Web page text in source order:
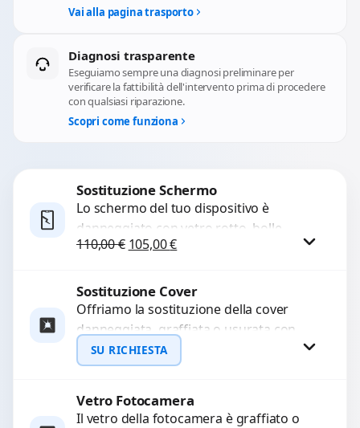
Vai alla pagina trasporto
Diagnosi trasparente
Eseguiamo sempre una diagnosi preliminare per
verificare la fattibilità dell'intervento prima di procedere
con qualsiasi riparazione.
Scopri come funziona
Sostituzione Schermo
Lo schermo del tuo dispositivo è
danneggiato con vetro rotto, bolle,
macchie, schermo nero o pixel morti?
110,00€ Il prezzo originale era: 110,00 €.
105,00€Il prezzo attuale è: 105,00 €.
Procedi
Sostituzione Cover
Offriamo la sostituzione della cover
danneggiata, graffiata o usurata con
ricambi di alta qualità e garantiti.
Ripristiniamo l’aspetto estetico e...
SU RICHIESTA
Richiedi Preventivo
Vetro Fotocamera
Il vetro della fotocamera è graffiato o